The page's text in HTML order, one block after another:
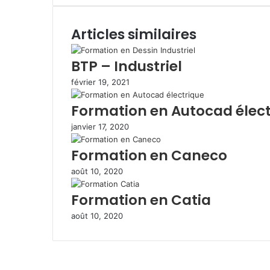
email
Articles similaires
BTP – Industriel
février 19, 2021
Formation en Autocad
janvier 17, 2020
Formation en Caneco
août 10, 2020
Formation en Catia
août 10, 2020